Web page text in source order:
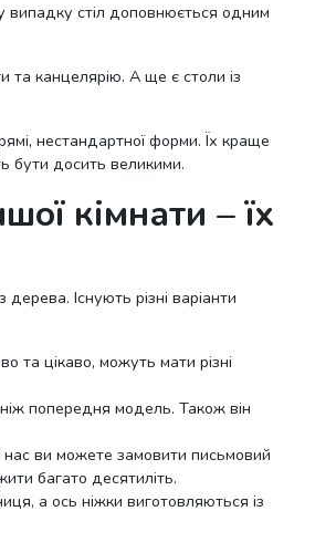
випадку стіл доповнюється одним
та канцелярію. А ще є столи із
нестандартної форми. Їх краще
бути досить великими.
кімнати – їх
Існують різні варіанти
та цікаво, можуть мати різні
попередня модель. Також він
нас ви можете замовити письмовий
багато десятиліть.
а ось ніжки виготовляються із